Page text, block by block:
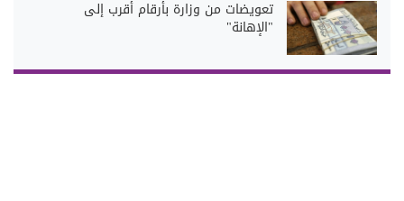
تعويضات من وزارة بأرقام أقرب إلى
"الإهانة"